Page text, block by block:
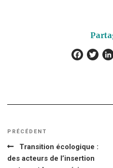
Navigation
de
Article
précédent
PRÉCÉDENT
Transition écologique :
des acteurs de l’insertion